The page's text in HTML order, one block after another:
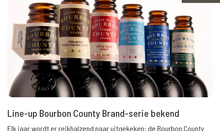
Line-up Bourbon County Brand-serie bekend
Elk jaar wordt er reikhalzend naar uitgekeken: de Bourbon County